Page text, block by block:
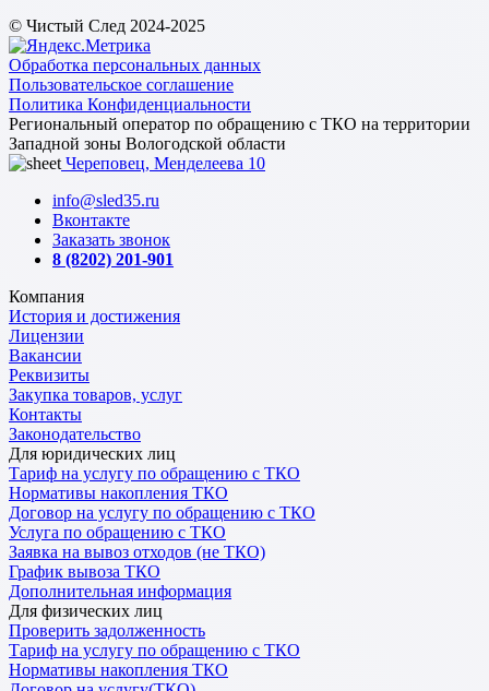
© Чистый След 2024-2025
Обработка персональных данных
Пользовательское соглашение
Политика Конфиденциальности
Региональный оператор по обращению с ТКО на территории
Западной зоны Вологодской области
Череповец, Менделеева 10
info@sled35.ru
Вконтакте
Заказать звонок
8 (8202) 201-901
Компания
История и достижения
Лицензии
Вакансии
Реквизиты
Закупка товаров, услуг
Контакты
Законодательство
Для юридических лиц
Тариф на услугу по обращению с ТКО
Нормативы накопления ТКО
Договор на услугу по обращению с ТКО
Услуга по обращению с ТКО
Заявка на вывоз отходов (не ТКО)
График вывоза ТКО
Дополнительная информация
Для физических лиц
Проверить задолженность
Тариф на услугу по обращению с ТКО
Нормативы накопления ТКО